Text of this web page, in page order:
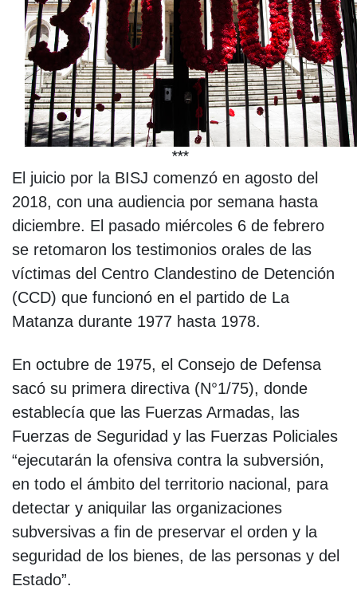
***
El juicio por la BISJ comenzó en agosto del
2018, con una audiencia por semana hasta
diciembre. El pasado miércoles 6 de febrero
se retomaron los testimonios orales de las
víctimas del Centro Clandestino de Detención
(CCD) que funcionó en el partido de La
Matanza durante 1977 hasta 1978.
En octubre de 1975, el Consejo de Defensa
sacó su primera directiva (N°1/75), donde
establecía que las Fuerzas Armadas, las
Fuerzas de Seguridad y las Fuerzas Policiales
“ejecutarán la ofensiva contra la subversión,
en todo el ámbito del territorio nacional, para
detectar y aniquilar las organizaciones
subversivas a fin de preservar el orden y la
seguridad de los bienes, de las personas y del
Estado”.